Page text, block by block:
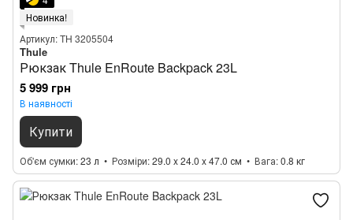
Новинка!
Артикул: TH 3205504
Thule
Рюкзак Thule EnRoute Backpack 23L
5 999 грн
В наявності
Купити
Об'єм сумки 23 л Розміри 29.0 x 24.0 x 47.0 см Вага 0.8 кг